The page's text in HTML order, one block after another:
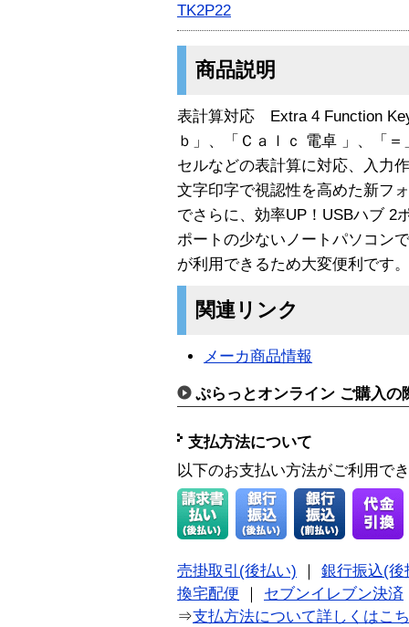
TK2P22
商品説明
表計算対応 Extra 4 Function
ｂ」、「Ｃａｌｃ 電卓 」、「
セルなどの表計算に対応、入力
文字印字で視認性を高めた新フ
でさらに、効率UP！USBハブ 2
ポートの少ないノートパソコン
が利用できるため大変便利です。
関連リンク
メーカ商品情報
ぷらっとオンライン ご購入の
支払方法について
以下のお支払い方法がご利用で
売掛取引(後払い)
銀行振込(後
換宅配便
セブンイレブン決済
⇒支払方法について詳しくはこ